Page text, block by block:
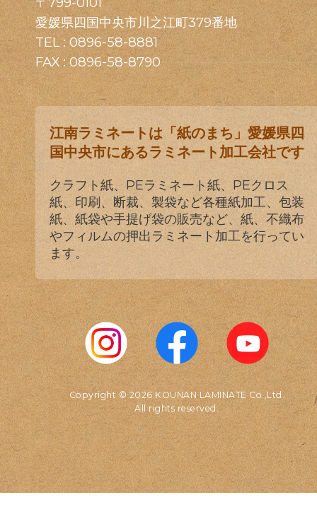
愛媛県四国中央市川之江町379番地
TEL :0896-58-8881
FAX : 0896-58-8790
江南ラミネートは「紙のまち」愛媛県四
国中央市にあるラミネート加工会社です
クラフト紙、PEラミネート紙、PEクロス
紙、印刷、断裁、製袋など各種紙加工、包装
紙、紙袋や手提げ袋の販売など、紙、不織布
やフィルムの押出ラミネート加工を行ってい
ます。
Copyright © 2026 KOUNAN LAMINATE Co.,Ltd.
All rights reserved.